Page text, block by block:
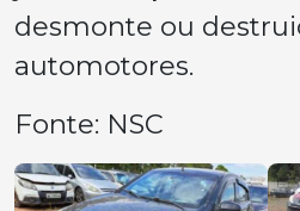
desmonte ou
automotores.
Fonte: NSC